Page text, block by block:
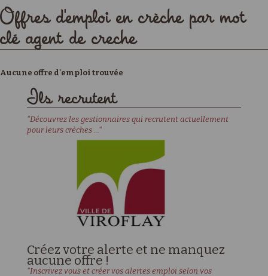
Offres d'emploi en crèche par mot
clé agent de creche
Aucune offre d'emploi trouvée
Ils recrutent
"Découvrez les gestionnaires qui recrutent actuellement
pour leurs crèches ..."
Créez votre alerte et ne manquez
aucune offre !
"Inscrivez vous et créer vos alertes emploi selon vos